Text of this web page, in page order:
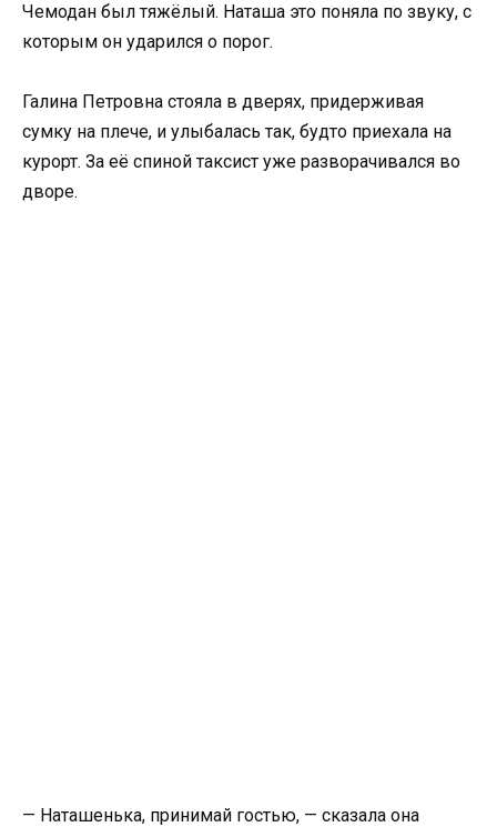
Чемодан был тяжёлый. Наташа это поняла по звуку, с
которым он ударился о порог.
Галина Петровна стояла в дверях, придерживая
сумку на плече, и улыбалась так, будто приехала на
курорт. За её спиной таксист уже разворачивался во
дворе.
— Наташенька, принимай гостью, — сказала она